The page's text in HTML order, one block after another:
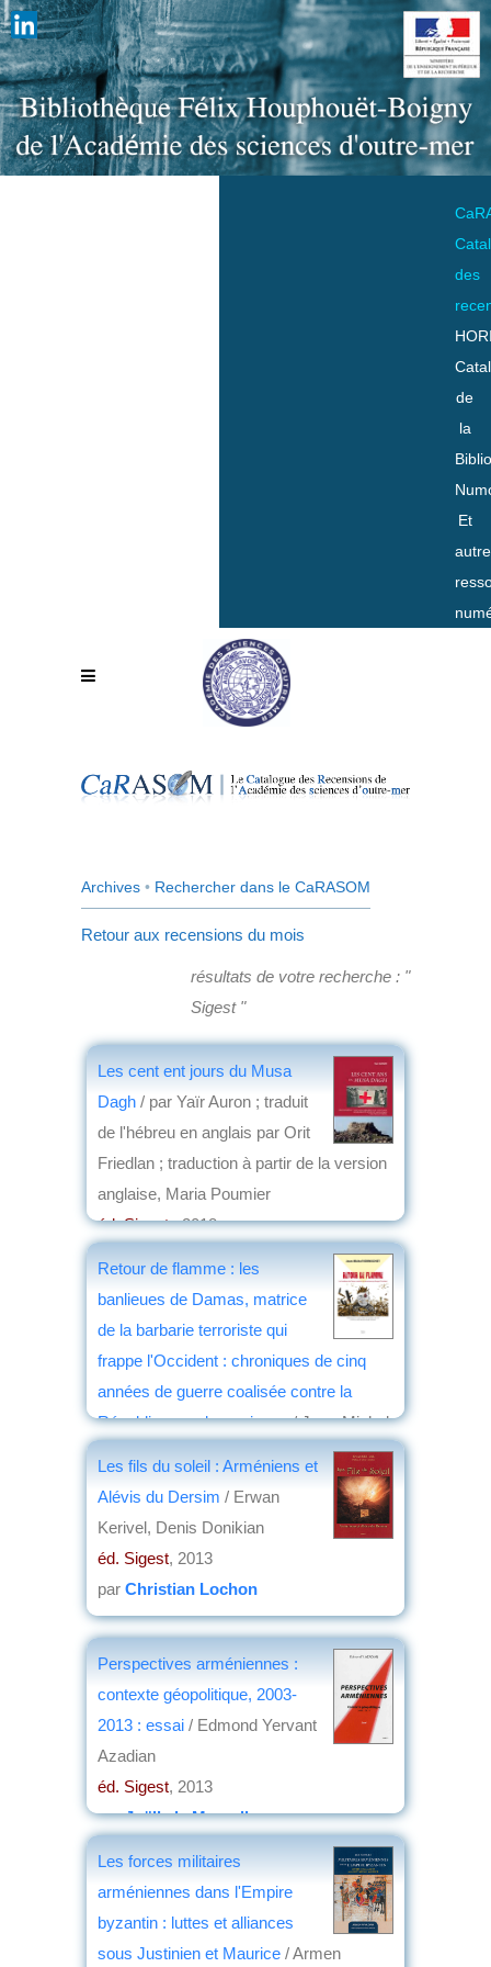
des
de
la
Et
Archives • Rechercher dans le CaRASOM
Retour aux recensions du mois
résultats de votre recherche : "
Sigest "
Les cent ent jours du Musa
Dagh / par Yaïr Auron ; traduit
de l'hébreu en anglais par Orit
Friedlan ; traduction à partir de la version
anglaise, Maria Poumier
éd. Sigest, 2018
Retour de flamme : les
banlieues de Damas, matrice
de la barbarie terroriste qui
frappe l'Occident : chroniques de cinq
années de guerre coalisée contre la
République arabe syrienne/ Jean-Michel
Les fils du soleil : Arméniens et
Alévis du Dersim / Erwan
Kerivel, Denis Donikian
éd. Sigest, 2013
par Christian Lochon
Perspectives arméniennes :
contexte géopolitique, 2003-
2013 : essai / Edmond Yervant
Azadian
éd. Sigest, 2013
parJoëlle le Morzellec
Les forces militaires
arméniennes dans l'Empire
byzantin : luttes et alliances
sous Justinien et Maurice / Armen